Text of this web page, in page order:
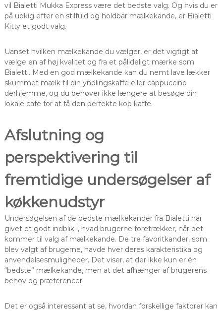
vil Bialetti Mukka Express være det bedste valg. Og hvis du er
på udkig efter en stilfuld og holdbar mælkekande, er Bialetti
Kitty et godt valg.
Uanset hvilken mælkekande du vælger, er det vigtigt at
vælge en af høj kvalitet og fra et pålideligt mærke som
Bialetti. Med en god mælkekande kan du nemt lave lækker
skummet mælk til din yndlingskaffe eller cappuccino
derhjemme, og du behøver ikke længere at besøge din
lokale café for at få den perfekte kop kaffe.
Afslutning og
perspektivering til
fremtidige undersøgelser af
køkkenudstyr
Undersøgelsen af de bedste mælkekander fra Bialetti har
givet et godt indblik i, hvad brugerne foretrækker, når det
kommer til valg af mælkekande. De tre favoritkander, som
blev valgt af brugerne, havde hver deres karakteristika og
anvendelsesmuligheder. Det viser, at der ikke kun er én
“bedste” mælkekande, men at det afhænger af brugerens
behov og præferencer.
Det er også interessant at se, hvordan forskellige faktorer kan